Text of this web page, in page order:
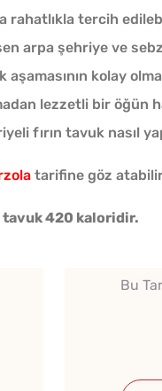
rahatlıkla tercih
arpa şehriye ve
kolay
lezzetli bir öğün
fırın tavuk nasıl
tarifine göz
tavuk 420 kaloridir.
Bu
Makine
Yapmanın Püf
Kışlık Domates
Kaynatılmalı?
Nasıl Saklanır?